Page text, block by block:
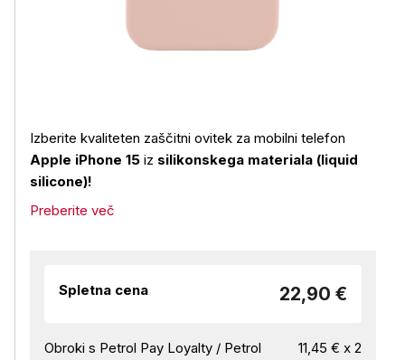
Izberite kvaliteten zaščitni ovitek za mobilni telefon
Apple iPhone 15 iz silikonskega materiala (liquid
silicone)!
Preberite več
Spletna cena 22,90 €
Obroki s Petrol Pay Loyalty / Petrol
11,45 € x 2